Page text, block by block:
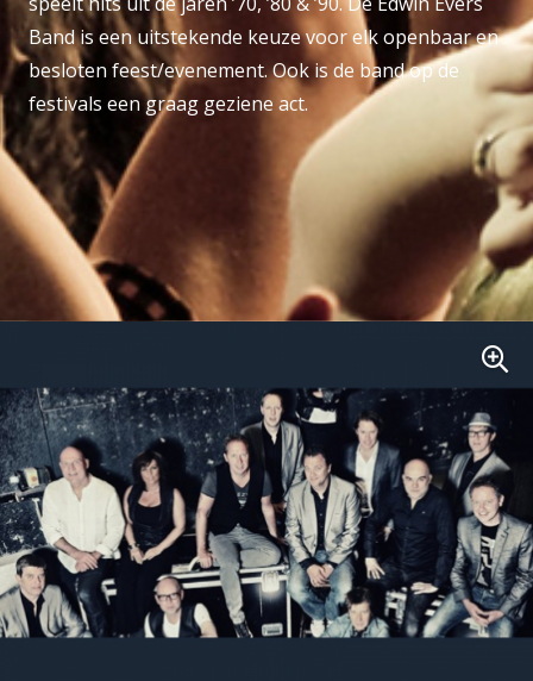
Band is een uitstekende keuze voor elk openbaar en
besloten feest/evenement. Ook is de band op de
festivals een graag geziene act.